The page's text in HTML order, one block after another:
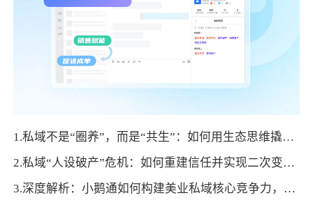
1.私域不是“圈养”，而是“共生”：如何用生态思维撬动用户终身价值
2.私域“人设破产”危机：如何重建信任并实现二次变现？
3.深度解析：小鹅通如何构建美业私域核心竞争力，驱动业绩增长